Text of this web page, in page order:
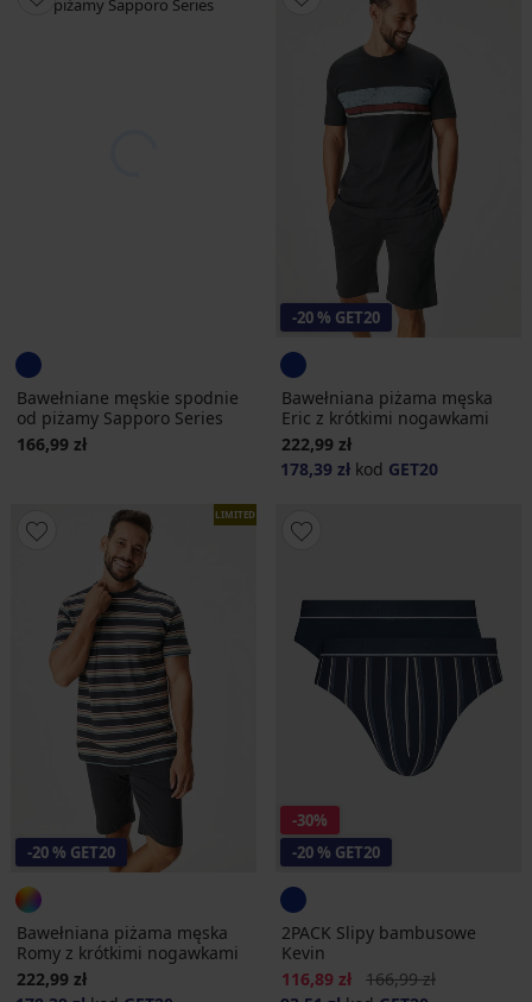
Bawełniane męskie spodnie
od piżamy Sapporo Series
166,99 zł
-20 % GET20
Bawełniana piżama męska
Eric z krótkimi nogawkami
222,99 zł
178,39 zł kod GET20
LIMITED
-20 % GET20
Bawełniana piżama męska
Romy z krótkimi nogawkami
222,99 zł
-30%
-20 % GET20
2PACK Slipy bambusowe
Kevin
Zniżka
116,89 zł Pierwotna cena
166,99 zł